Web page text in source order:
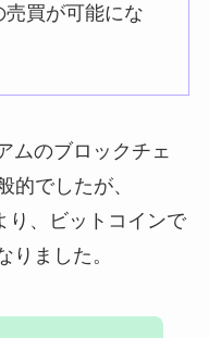
買が可能にな
ムのブロックチェ
的でしたが、
り、ビットコインで
りました。